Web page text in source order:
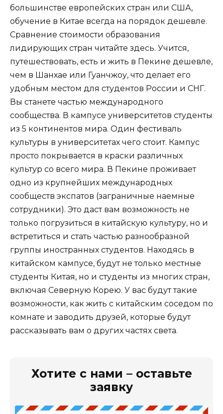
большинстве европейских стран или США,
обучение в Китае всегда на порядок дешевле.
Сравнение стоимости образования
лидирующих стран читайте здесь. Учится,
путешествовать, есть и жить в Пекине дешевле,
чем в Шанхае или Гуанчжоу, что делает его
удобным местом для студентов России и СНГ.
Вы станете частью международного
сообщества. В кампусе университетов студенты
из 5 континентов мира. Один фестиваль
культуры в университетах чего стоит. Кампус
просто покрывается в краски различных
культур со всего мира. В Пекине проживает
одно из крупнейших международных
сообществ экспатов (заграничные наемные
сотрудники). Это даст вам возможность не
только погрузиться в китайскую культуру, но и
встретиться и стать частью разнообразной
группы иностранных студентов. Находясь в
китайском кампусе, будут не только местные
студенты Китая, но и студенты из многих стран,
включая Северную Корею. У вас будут такие
возможности, как жить с китайским соседом по
комнате и заводить друзей, которые будут
рассказывать вам о других частях света.
Хотите с нами – оставьте
заявку